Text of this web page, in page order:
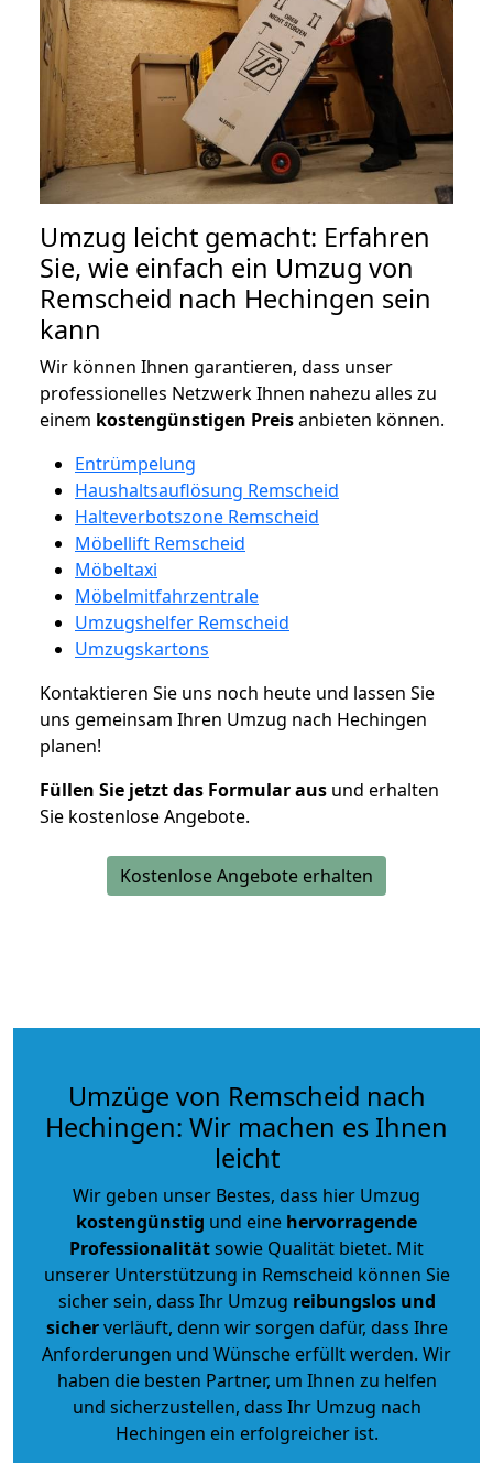
Umzug leicht gemacht: Erfahren
Sie, wie einfach ein Umzug von
Remscheid nach Hechingen sein
kann
Wir können Ihnen garantieren, dass unser
professionelles Netzwerk Ihnen nahezu alles zu
einem kostengünstigen Preisanbieten können.
Entrümpelung
Haushaltsauflösung Remscheid
Halteverbotszone Remscheid
Möbellift Remscheid
Möbeltaxi
Möbelmitfahrzentrale
Umzugshelfer Remscheid
Umzugskartons
Kontaktieren Sie uns noch heute und lassen Sie
uns gemeinsam Ihren Umzug nach Hechingen
planen!
Füllen Sie jetzt das Formular aus und erhalten
Sie kostenlose Angebote.
Kostenlose Angebote erhalten
Umzüge von Remscheid nach
Hechingen: Wir machen es Ihnen
leicht
Wir geben unser Bestes, dass hier Umzug
kostengünstig und eine hervorragende
Professionalitätsowie Qualität bietet. Mit
unserer Unterstützung in Remscheid können Sie
sicher sein, dass Ihr Umzug reibungslos und
sicherverläuft, denn wir sorgen dafür, dass Ihre
Anforderungen und Wünsche erfüllt werden. Wir
haben die besten Partner, um Ihnen zu helfen
und sicherzustellen, dass Ihr Umzug nach
Hechingen ein erfolgreicher ist.